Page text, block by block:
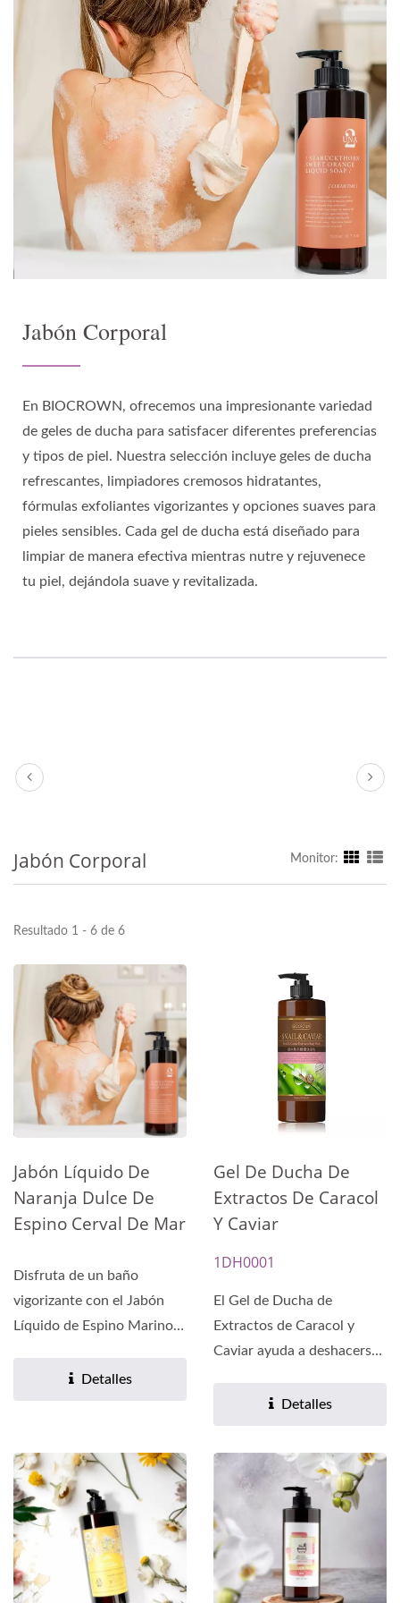
Jabón Corporal
En BIOCROWN, ofrecemos una impresionante variedad
de geles de ducha para satisfacer diferentes preferencias
y tipos de piel. Nuestra selección incluye geles de ducha
refrescantes, limpiadores cremosos hidratantes,
fórmulas exfoliantes vigorizantes y opciones suaves para
pieles sensibles. Cada gel de ducha está diseñado para
limpiar de manera efectiva mientras nutre y rejuvenece
tu piel, dejándola suave y revitalizada.
Jabón Corporal Monitor:
Resultado 1 - 6 de 6
Jabón Líquido De
Naranja Dulce De
Espino Cerval De Mar
Disfruta de un baño
vigorizante con el Jabón
Líquido de Espino Marino y
Detalles
Gel De Ducha De
Extractos De Caracol
Y Caviar
1DH0001
El Gel de Ducha de
Extractos de Caracol y
Caviar ayuda a deshacerse
Detalles